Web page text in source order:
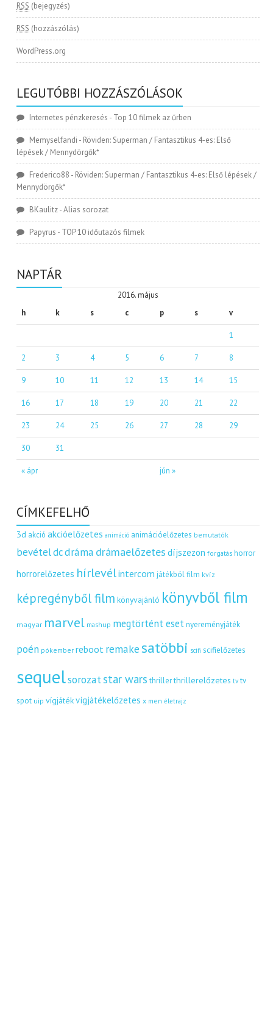
RSS (bejegyzés)
RSS (hozzászólás)
WordPress.org
LEGUTÓBBI HOZZÁSZÓLÁSOK
Internetes pénzkeresés - Top 10 filmek az űrben
Memyselfandi - Röviden: Superman / Fantasztikus 4-es: Első
lépések / Mennydörgők*
Frederico88 - Röviden: Superman / Fantasztikus 4-es: Első lépések /
Mennydörgők*
BKaulitz-Alias sorozat
Papyrus - TOP 10 időutazós filmek
NAPTÁR
2016. május
h
k s c p s v
« ápr jún »
1
2 3 4 5 6 7 8
9 10 11 12 13 14 15
16 17 18 19 20 21 22
23 24 25 26 27 28 29
30 31
CÍMKEFELHŐ
3d akció akcióelőzetes animáció animációelőzetes bemutatók
bevételdcdráma drámaelőzetes díjszezon forgatás horror
horrorelőzetes hírlevélintercom játékból film kvíz
képregényből film könyvajánló könyvből film
magyar marvel mashup megtörtént eset nyereményjáték
poén pókember reboot remakesatöbbi scifi scifielőzetes
sequelsorozatstar wars thriller thrillerelőzetes tv tv
spot uip vígjátékvígjátékelőzetes x men életrajz